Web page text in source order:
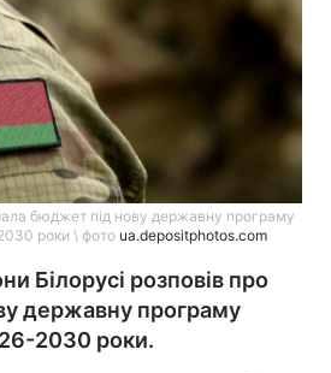
бюджет під нову державну програму
роки \ фото ua.depositphotos.com
Білорусі розповів про
державну програму
2030 роки.